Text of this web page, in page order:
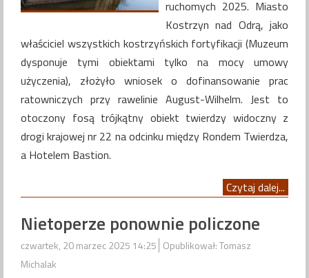
ruchomych 2025. Miasto
Kostrzyn nad Odrą, jako
właściciel wszystkich kostrzyńskich fortyfikacji (Muzeum
dysponuje tymi obiektami tylko na mocy umowy
użyczenia), złożyło wniosek o dofinansowanie prac
ratowniczych przy rawelinie August-Wilhelm. Jest to
otoczony fosą trójkątny obiekt twierdzy widoczny z
drogi krajowej nr 22 na odcinku między Rondem Twierdza,
a Hotelem Bastion.
Czytaj dalej...
Nietoperze ponownie policzone
czwartek, 20 marzec 2025 14:25 Opublikował: Tomasz
Michalak